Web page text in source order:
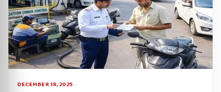
DECEMBER 18, 2025